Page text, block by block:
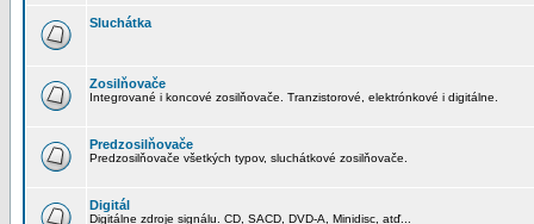
Sluchátka
Zosilňovače
Integrované i koncové zosilňovače. Tranzistorové, elektrónkové i digitálne.
Predzosilňovače
Predzosilňovače všetkých typov, sluchátkové zosilňovače.
Digitál
Digitálne zdroje signálu. CD, SACD, DVD-A, Minidisc, atď...